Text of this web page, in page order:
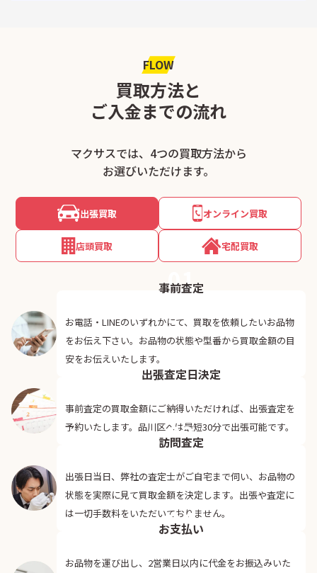
FLOW
買取方法と
ご入金までの流れ
マクサスでは、4つの買取方法から
お選びいただけます。
出張買取 オンライン買取
店頭買取 宅配買取
01
事前査定
お電話・LINEのいずれかにて、買取を依頼したいお品物
をお伝え下さい。お品物の状態や型番から買取金額の目
安をお伝えいたします。
02
出張査定日決定
事前査定の買取金額にご納得いただければ、出張査定を
予約いたします。品川区へは最短30分で出張可能です。
03
訪問査定
出張日当日、弊社の査定士がご自宅まで伺い、お品物の
状態を実際に見て買取金額を決定します。出張や査定に
は一切手数料をいただいておりません。
04
お支払い
お品物を運び出し、2営業日以内に代金をお振込みいた